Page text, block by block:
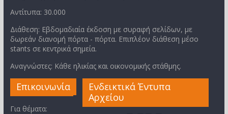
Αντίτυπα: 30.000
Διάθεση: Εβδομαδιαία έκδοση με συραφή σελίδων, με
δωρεάν διανομή πόρτα - πόρτα. Επιπλέον διάθεση μέσο
stants σε κεντρικά σημεία.
Αναγνώστες: Κάθε ηλικίας και οικονομικής στάθμης.
Επικοινωνία
Για θέματα:
Ενδεικτικά Έντυπα
Αρχείου